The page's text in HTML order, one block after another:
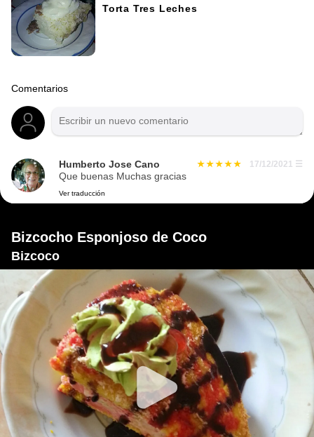
Torta Tres Leches
Comentarios
Humberto Jose Cano 17/12/2021 ☰
Que buenas Muchas gracias
Ver traducción
Bizcocho Esponjoso de Coco
Bizcoco